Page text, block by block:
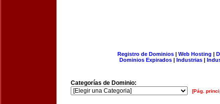
Registro de Dominios| Web Hosting |
Dominios Expirados | Industrias |
Categorías de Dominio:
[Pág.